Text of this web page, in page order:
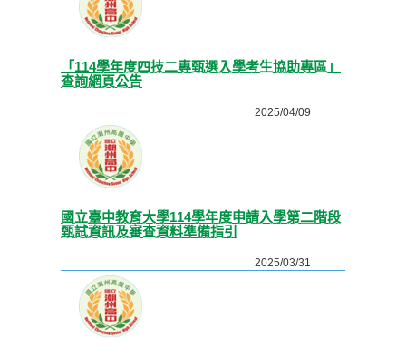
「114學年度四技二專甄選入學考生協助專區」
查詢網頁公告
2025/04/09
國立臺中教育大學114學年度申請入學第二階段
甄試資訊及審查資料準備指引
2025/03/31